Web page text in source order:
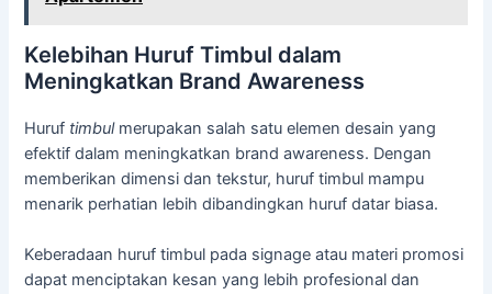
Kelebihan Huruf Timbul dalam
Meningkatkan Brand Awareness
Huruf timbulmerupakan salah satu elemen desain yang
efektif dalam meningkatkan brand awareness. Dengan
memberikan dimensi dan tekstur, huruf timbul mampu
menarik perhatian lebih dibandingkan huruf datar biasa.
Keberadaan huruf timbul pada signage atau materi promosi
dapat menciptakan kesan yang lebih profesional dan